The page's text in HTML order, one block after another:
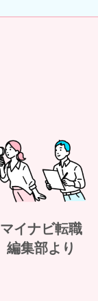
マイナビ転職
編集部より